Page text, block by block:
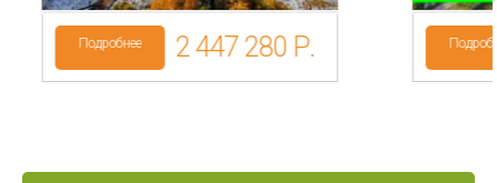
Подробнее 2 447 280 Р.